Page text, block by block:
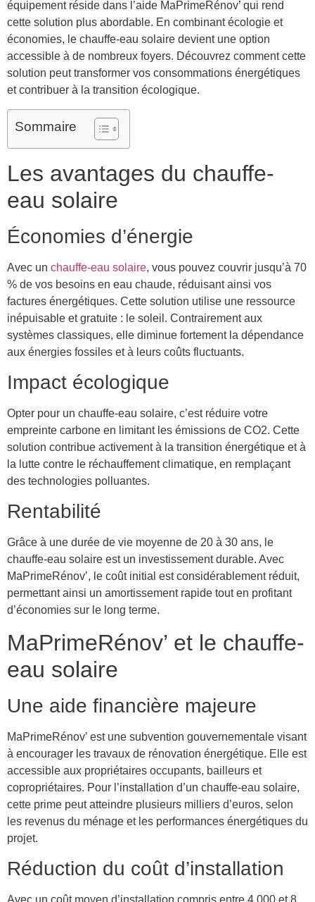
équipement réside dans l’aide MaPrimeRénov’ qui rend
cette solution plus abordable. En combinant écologie et
économies, le chauffe-eau solaire devient une option
accessible à de nombreux foyers. Découvrez comment cette
solution peut transformer vos consommations énergétiques
et contribuer à la transition écologique.
Sommaire
Les avantages du chauffe-
eau solaire
Économies d’énergie
Avec un chauffe-eau solaire, vous pouvez couvrir jusqu’à 70
% de vos besoins en eau chaude, réduisant ainsi vos
factures énergétiques. Cette solution utilise une ressource
inépuisable et gratuite : le soleil. Contrairement aux
systèmes classiques, elle diminue fortement la dépendance
aux énergies fossiles et à leurs coûts fluctuants.
Impact écologique
Opter pour un chauffe-eau solaire, c’est réduire votre
empreinte carbone en limitant les émissions de CO2. Cette
solution contribue activement à la transition énergétique et à
la lutte contre le réchauffement climatique, en remplaçant
des technologies polluantes.
Rentabilité
Grâce à une durée de vie moyenne de 20 à 30 ans, le
chauffe-eau solaire est un investissement durable. Avec
MaPrimeRénov’, le coût initial est considérablement réduit,
permettant ainsi un amortissement rapide tout en profitant
d’économies sur le long terme.
MaPrimeRénov’ et le chauffe-
eau solaire
Une aide financière majeure
MaPrimeRénov’ est une subvention gouvernementale visant
à encourager les travaux de rénovation énergétique. Elle est
accessible aux propriétaires occupants, bailleurs et
copropriétaires. Pour l’installation d’un chauffe-eau solaire,
cette prime peut atteindre plusieurs milliers d’euros, selon
les revenus du ménage et les performances énergétiques du
projet.
Réduction du coût d’installation